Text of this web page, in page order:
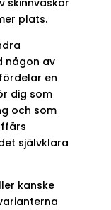
skinnväskor
plats.
någon av
en
dig som
och som
självklara
kanske